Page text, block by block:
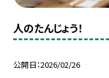
人のたんじょう！
公開日 2026/02/26